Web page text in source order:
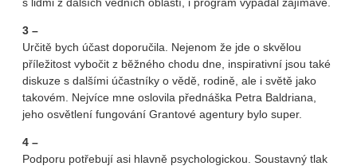
3 –
Určitě bych účast doporučila. Nejenom že jde o skvělou
příležitost vybočit z běžného chodu dne, inspirativní jsou také
diskuze s dalšími účastníky o vědě, rodině, ale i světě jako
takovém. Nejvíce mne oslovila přednáška Petra Baldriana,
jeho osvětlení fungování Grantové agentury bylo super.
4 –
Podporu potřebují asi hlavně psychologickou. Soustavný tlak